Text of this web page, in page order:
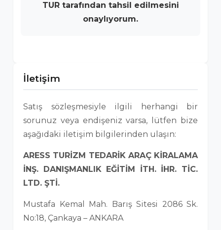
TUR tarafından tahsil edilmesini
onaylıyorum.
İletişim
Satış sözleşmesiyle ilgili herhangi bir
sorunuz veya endişeniz varsa, lütfen bize
aşağıdaki iletişim bilgilerinden ulaşın:
ARESS TURİZM TEDARİK ARAÇ KİRALAMA
İNŞ. DANIŞMANLIK EĞİTİM İTH. İHR. TİC.
LTD. ŞTİ.
Mustafa Kemal Mah. Barış Sitesi 2086 Sk.
No:18, Çankaya – ANKARA